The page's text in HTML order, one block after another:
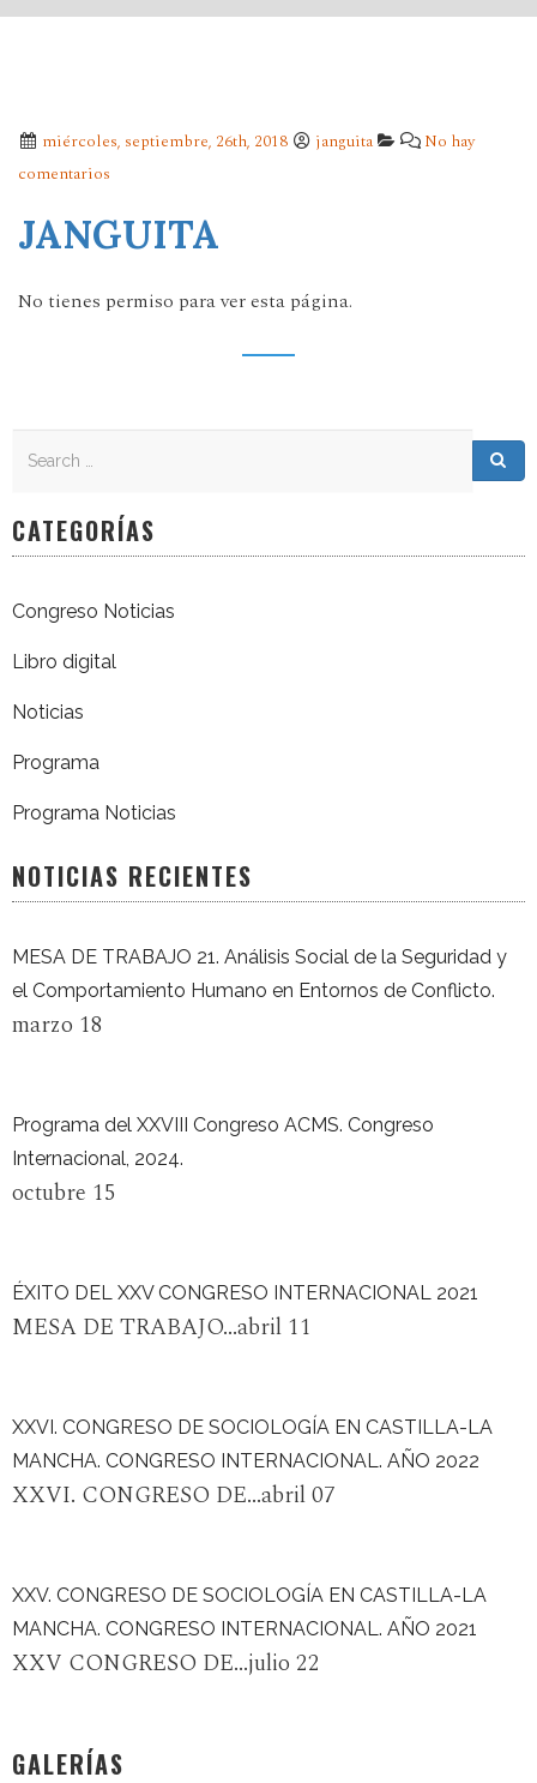
miércoles, septiembre, 26th, 2018 janguita
No hay
comentarios
JANGUITA
No tienes permiso para ver esta página.
CATEGORÍAS
Congreso Noticias
Libro digital
Noticias
Programa
Programa Noticias
NOTICIAS RECIENTES
MESA DE TRABAJO 21. Análisis Social de la Seguridad y
el Comportamiento Humano en Entornos de Conflicto.
marzo 18
Programa del XXVIII Congreso ACMS. Congreso
Internacional, 2024.
octubre 15
ÉXITO DEL XXV CONGRESO INTERNACIONAL 2021
MESA DE TRABAJO...abril 11
XXVI. CONGRESO DE SOCIOLOGÍA EN CASTILLA-LA
MANCHA. CONGRESO INTERNACIONAL. AÑO 2022
XXVI. CONGRESO DE...abril 07
XXV. CONGRESO DE SOCIOLOGÍA EN CASTILLA-LA
MANCHA. CONGRESO INTERNACIONAL. AÑO 2021
XXV CONGRESO DE...julio 22
GALERÍAS